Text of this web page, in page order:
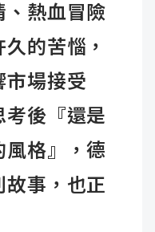
、熱血冒險
的苦惱，
市場接受
考後『還是
風格』，德
故事，也正